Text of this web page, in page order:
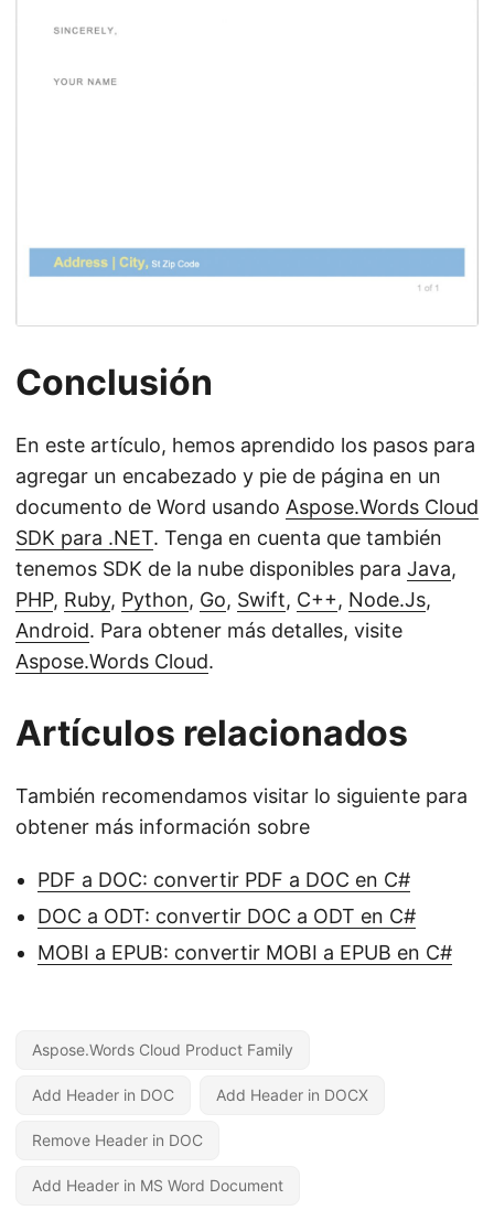
Conclusión
En este artículo, hemos aprendido los pasos para
agregar un encabezado y pie de página en un
documento de Word usando Aspose.Words Cloud
SDK para .NET. Tenga en cuenta que también
tenemos SDK de la nube disponibles para Java,
PHP, Ruby, Python, Go, Swift, C++, Node.Js,
Android. Para obtener más detalles, visite
Aspose.Words Cloud.
Artículos relacionados
También recomendamos visitar lo siguiente para
obtener más información sobre
PDF a DOC: convertir PDF a DOC en C#
DOC a ODT: convertir DOC a ODT en C#
MOBI a EPUB: convertir MOBI a EPUB en C#
Aspose.Words Cloud Product Family
Add Header in DOC Add Header in DOCX
Remove Header in DOC
Add Header in MS Word Document